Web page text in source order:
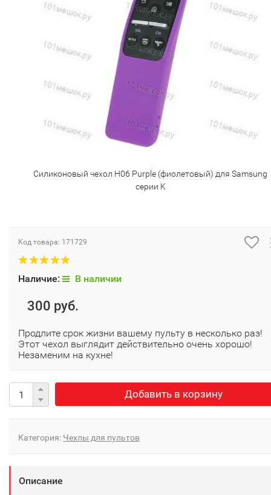
Силиконовый чехол H06 Purple (фиолетовый) для Samsung
серии K
Код товара: 171729
Наличие: В наличии
300 руб.
Продлите срок жизни вашему пульту в несколько раз!
Этот чехол выглядит действительно очень хорошо!
Незаменим на кухне!
Добавить в корзину
Категория: Чехлы для пультов
Описание